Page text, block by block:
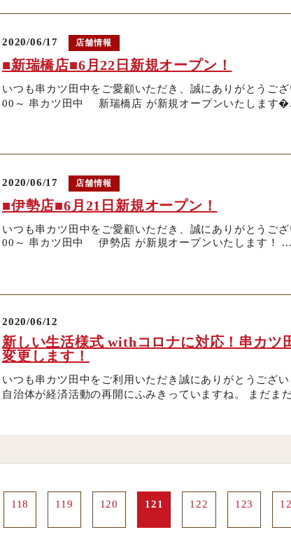
2020/06/17 店舗情報
■新瑞橋店■6月22日新規オープン！
いつも串カツ田中をご愛顧いただき、誠にありがとうご
00～ 串カツ田中 新瑞橋店 が新規オープンいたします
2020/06/17 店舗情報
■伊勢店■6月21日新規オープン！
いつも串カツ田中をご愛顧いただき、誠にありがとうご
00～ 串カツ田中 伊勢店 が新規オープンいたします！ ...
2020/06/12
新しい生活様式 withコロナに対応！串カツ
変更します！
いつも串カツ田中をご利用いただき誠にありがとうござ
自治体が経済活動の再開にふみきっていますね。 まだま
118 119 120 121 122 123